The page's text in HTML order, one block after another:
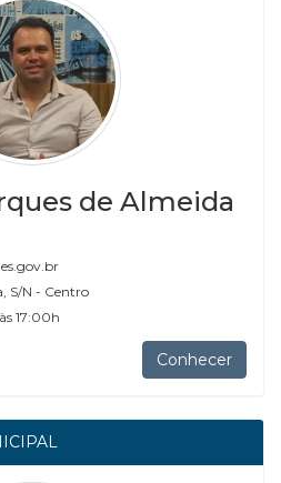
de Almeida
S/N - Centro
17:00h
Conhecer